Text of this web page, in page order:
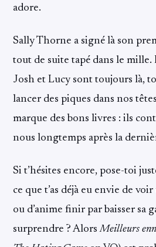
adore.
Sally Thorne a signé là son
tout de suite tapé dans le mille.
Josh et Lucy sont toujours là,
lancer des piques dans nos
marque des bons livres : ils
nous longtemps après la
Si t’hésites encore, pose-toi
ce que t’as déjà eu envie de
ou d’anime finir par baisser sa
surprendre ? AlorsMeilleurs